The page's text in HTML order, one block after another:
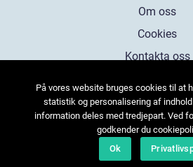
Om oss
Cookies
Kontakta oss
På vores website bruges cookies til at
statistik og personalisering af
information deles med tredjepart. Ved
godkender du
Ok